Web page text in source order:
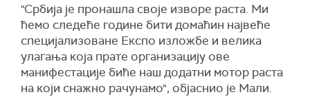
"Србија је пронашла своје изворе раста. Ми
ћемо следеће године бити домаћин највеће
специјализоване Експо изложбе и велика
улагања која прате организацију ове
манифестације биће наш додатни мотор раста
на који снажно рачунамо", објаснио је Мали.